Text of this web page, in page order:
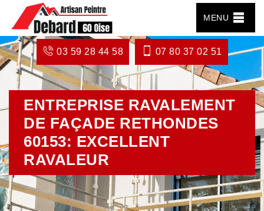
MENU
03 59 28 44 58 07 80 37 02 51
ENTREPRISE RAVALEMENT
DE FAÇADE RETHONDES
60153: EXCELLENT
RAVALEUR